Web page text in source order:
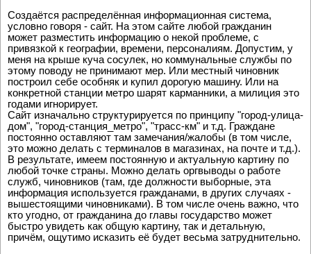
Создаётся распределённая информационная система,
условно говоря - сайт. На этом сайте любой гражданин
может разместить информацию о некой проблеме, с
привязкой к географии, времени, персоналиям. Допустим, у
меня на крыше куча сосулек, но коммунальные службы по
этому поводу не принимают мер. Или местный чиновник
построил себе особняк и купил дорогую машину. Или на
конкретной станции метро шарят карманники, а милиция это
годами игнорирует.
Сайт изначально структурируется по принципу "город-улица-
дом", "город-станция_метро", "трасс-км" и т.д. Граждане
постоянно оставляют там замечания/жалобы (в том числе,
это можно делать с терминалов в магазинах, на почте и т.д.).
В результате, имеем постоянную и актуальную картину по
любой точке страны. Можно делать оргвыводы о работе
служб, чиновников (там, где должности выборные, эта
информация используется гражданами, в других случаях -
вышестоящими чиновниками). В том числе очень важно, что
кто угодно, от гражданина до главы государство может
быстро увидеть как общую картину, так и детальную,
причём, ощутимо исказить её будет весьма затруднительно.